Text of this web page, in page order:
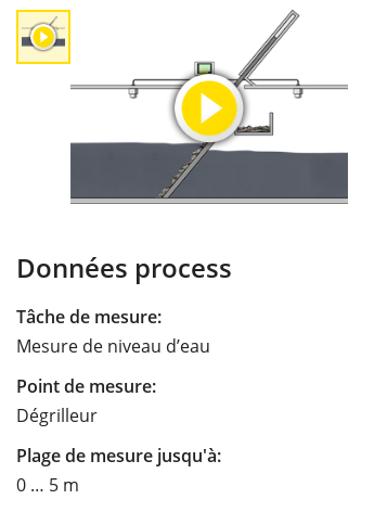
Données process
Tâche de mesure:
Mesure de niveau d’eau
Point de mesure:
Dégrilleur
Plage de mesure jusqu'à:
0 … 5 m